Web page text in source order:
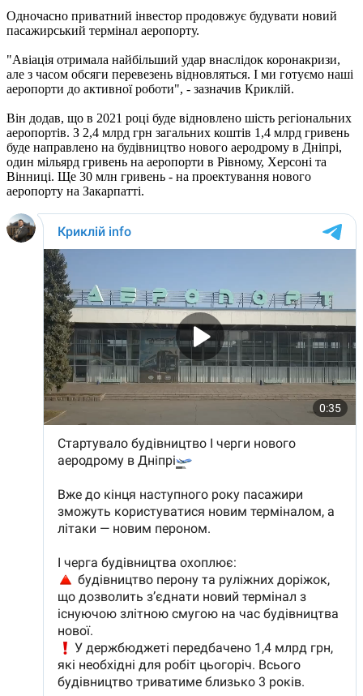
Одночасно приватний інвестор продовжує будувати новий
пасажирський термінал аеропорту.
"Авіація отримала найбільший удар внаслідок коронакризи,
але з часом обсяги перевезень відновляться. І ми готуємо наші
аеропорти до активної роботи", - зазначив Криклій.
Він додав, що в 2021 році буде відновлено шість регіональних
аеропортів. З 2,4 млрд грн загальних коштів 1,4 млрд гривень
буде направлено на будівництво нового аеродрому в Дніпрі,
один мільярд гривень на аеропорти в Рівному, Херсоні та
Вінниці. Ще 30 млн гривень - на проектування нового
аеропорту на Закарпатті.